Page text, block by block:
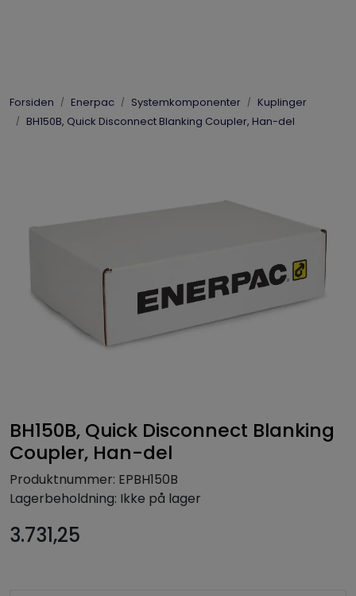
Forsiden Enerpac Systemkomponenter
Kuplinger
BH150B, Quick Disconnect Blanking Coupler, Han-del
BH150B, Quick Disconnect Blanking
Coupler, Han-del
Produktnummer: EPBH150B
Lagerbeholdning: Ikke på lager
3.731,25
Enerpac
Vis priser inkl. mva.